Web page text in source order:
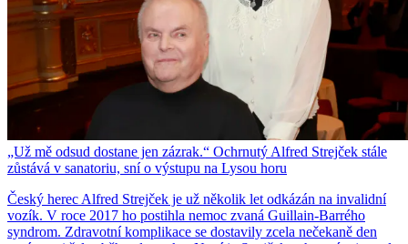
„Už mě odsud dostane jen zázrak.“ Ochrnutý Alfred Strejček stále
zůstává v sanatoriu, sní o výstupu na Lysou horu
Český herec Alfred Strejček je už několik let odkázán na invalidní
vozík. V roce 2017 ho postihla nemoc zvaná Guillain-Barrého
syndrom. Zdravotní komplikace se dostavily zcela nečekaně den